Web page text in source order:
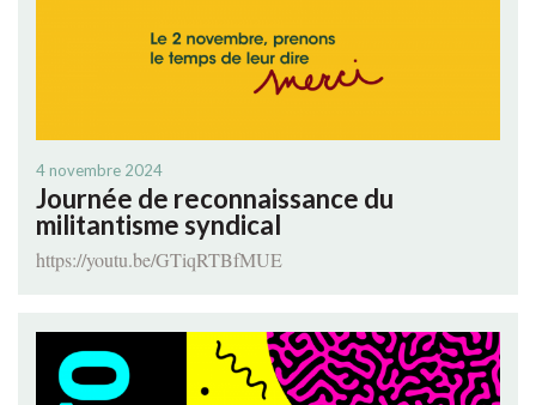
4 novembre 2024
Journée de reconnaissance du
militantisme syndical
https://youtu.be/GTiqRTBfMUE